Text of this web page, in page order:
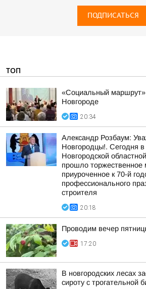
ПОДПИСАТЬСЯ
ТОП
«Социальный
Новгороде
20:34
Александр Розбаум:
Новгородцы!. Сегодня
Новгородской
прошло торжественное
приуроченное к 70-й
профессионального
строителя
20:18
Проводим вечер
17:20
В новгородских лесах
сироту с трогательной